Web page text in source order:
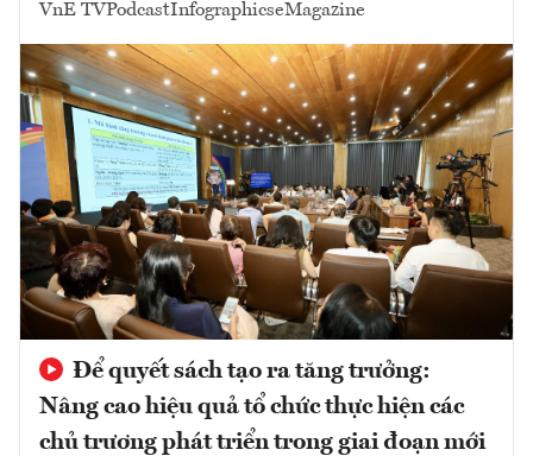
VnE TVPodcastInfographicseMagazine
Để quyết sách tạo ra tăng trưởng:
Nâng cao hiệu quả tổ chức thực hiện các
chủ trương phát triển trong giai đoạn mới